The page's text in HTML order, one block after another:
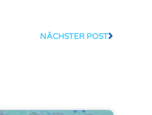
NÄCHSTER POST